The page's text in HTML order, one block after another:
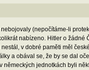
(nepočítáme-li
nabízeno. Hitler o žádné
v dobré paměti měl
a obával se, že by se dal
německých jednotkách byli